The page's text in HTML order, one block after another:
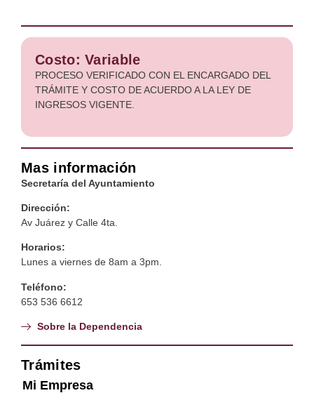
Costo: Variable
PROCESO VERIFICADO CON EL ENCARGADO DEL
TRÁMITE Y COSTO DE ACUERDO A LA LEY DE
INGRESOS VIGENTE.
Mas información
Secretaría del Ayuntamiento
Dirección:
Av Juárez y Calle 4ta.
Horarios:
Lunes a viernes de 8am a 3pm.
Teléfono:
653 536 6612
Sobre la Dependencia
Trámites
Mi Empresa